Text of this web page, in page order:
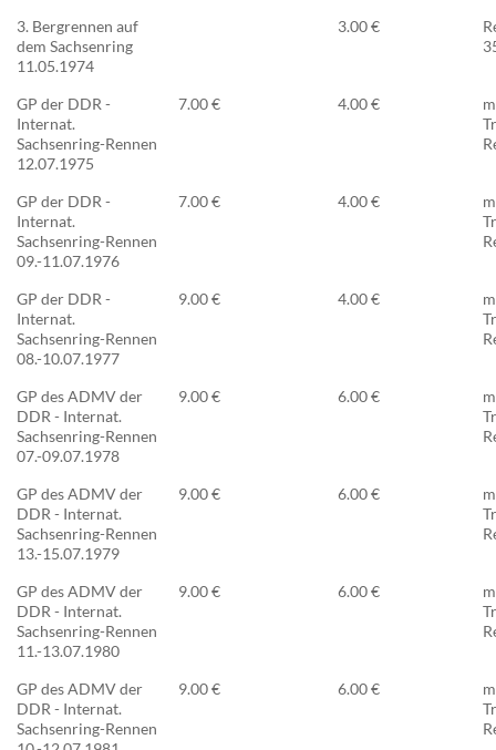
3. Bergrennen auf
dem Sachsenring
11.05.1974
3.00 €
GP der DDR -
Internat.
Sachsenring-Rennen
12.07.1975
7.00 € 4.00 €
GP der DDR -
Internat.
Sachsenring-Rennen
09.-11.07.1976
7.00 € 4.00 €
GP der DDR -
Internat.
Sachsenring-Rennen
08.-10.07.1977
9.00 € 4.00 €
GP des ADMV der
DDR - Internat.
Sachsenring-Rennen
07.-09.07.1978
9.00 € 6.00 €
GP des ADMV der
DDR - Internat.
Sachsenring-Rennen
13.-15.07.1979
9.00 € 6.00 €
GP des ADMV der
DDR - Internat.
Sachsenring-Rennen
11.-13.07.1980
9.00 € 6.00 €
GP des ADMV der
DDR - Internat.
Sachsenring-Rennen
9.00 € 6.00 €